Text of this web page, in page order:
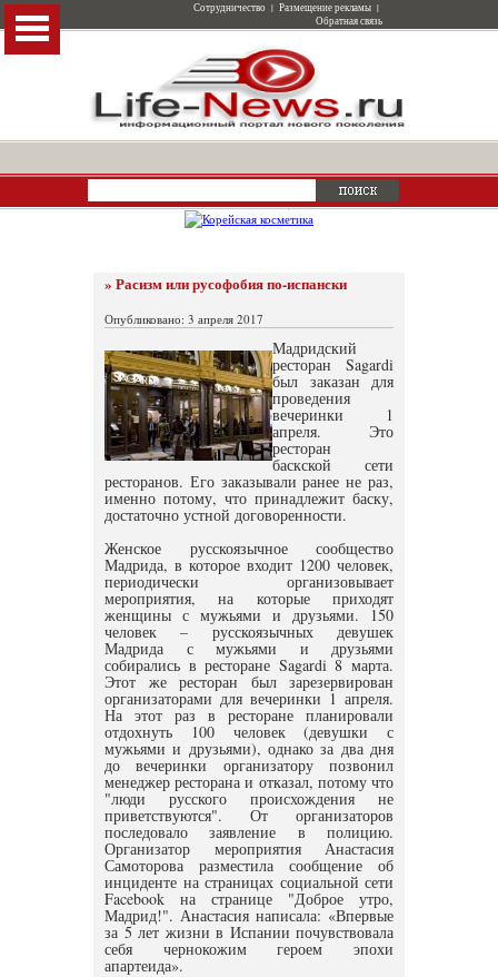
Сотрудничество | Размещение рекламы |
Обратная связь
» Расизм или русофобия по-испански
Опубликовано: 3 апреля 2017
Мадридский
ресторан Sagardi
был заказан для
проведения
вечеринки 1
апреля. Это
ресторан
баскской сети
ресторанов. Его заказывали ранее не раз,
именно потому, что принадлежит баску,
достаточно устной договоренности.
Женское русскоязычное сообщество
Мадрида, в которое входит 1200 человек,
периодически организовывает
мероприятия, на которые приходят
женщины с мужьями и друзьями. 150
человек – русскоязычных девушек
Мадрида с мужьями и друзьями
собирались в ресторане Sagardi 8 марта.
Этот же ресторан был зарезервирован
организаторами для вечеринки 1 апреля.
На этот раз в ресторане планировали
отдохнуть 100 человек (девушки с
мужьями и друзьями), однако за два дня
до вечеринки организатору позвонил
менеджер ресторана и отказал, потому что
"люди русского происхождения не
приветствуются". От организаторов
последовало заявление в полицию.
Организатор мероприятия Анастасия
Самоторова разместила сообщение об
инциденте на страницах социальной сети
Facebook на странице "Доброе утро,
Мадрид!". Анастасия написала: «Впервые
за 5 лет жизни в Испании почувствовала
себя чернокожим героем эпохи
апартеида».